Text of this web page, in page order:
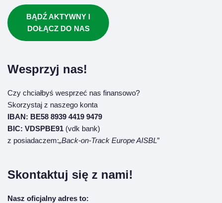
BĄDŹ AKTYWNY I
DOŁĄCZ DO NAS
Wesprzyj nas!
Czy chciałbyś wesprzeć nas finansowo?
Skorzystaj z naszego konta
IBAN: BE58 8939 4419 9479
BIC: VDSPBE91 (vdk bank)
z posiadaczem:„Back-on-Track Europe AISBL”
Skontaktuj się z nami!
Nasz oficjalny adres to: